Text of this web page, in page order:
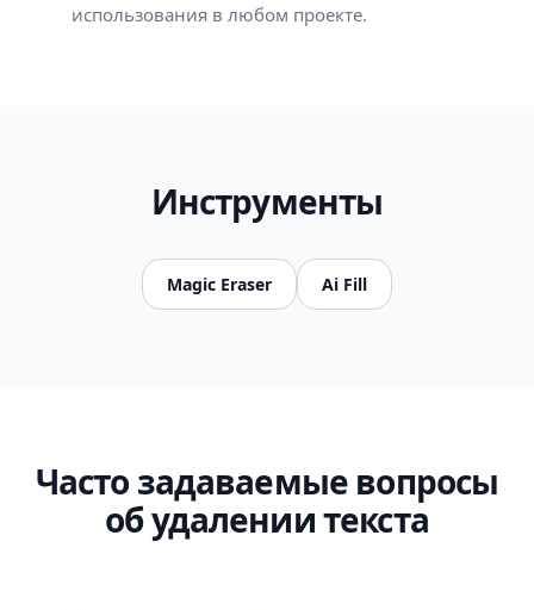
использования в любом проекте.
Инструменты
Magic Eraser Ai Fill
Часто задаваемые вопросы
об удалении текста